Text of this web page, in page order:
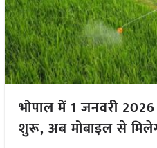
भोपाल में 1 जनवरी
शुरू, अब मोबाइल से